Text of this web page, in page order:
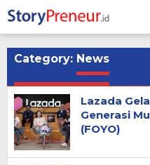
to
content
Category: News
Lazada
Generasi
(FOYO)